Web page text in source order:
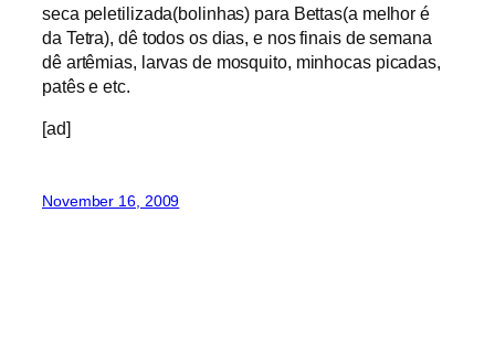
seca peletilizada(bolinhas) para Bettas(a melhor é
da Tetra), dê todos os dias, e nos finais de semana
dê artêmias, larvas de mosquito, minhocas picadas,
patês e etc.
[ad]
November 16, 2009